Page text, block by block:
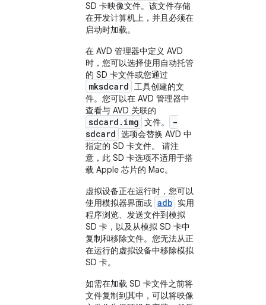
SD 卡映像文件。该文件存储
在开发计算机上，并且必须在
启动时加载。
在 AVD 管理器中定义 AVD
时，您可以选择使用自动托管
的 SD 卡文件或您通过
mksdcard 工具创建的文
件。您可以在 AVD 管理器中
查看与 AVD 关联的
sdcard.img 文件。
-
sdcard 选项会替换 AVD 中
指定的 SD 卡文件。 请注
意，此 SD 卡选项不适用于搭
载 Apple 芯片的 Mac。
虚拟设备正在运行时，您可以
使用模拟器界面或 adb 实用
程序浏览、发送文件到模拟
SD 卡，以及从模拟 SD 卡中
复制和移除文件。您无法从正
在运行的虚拟设备中移除模拟
SD 卡。
如需在加载 SD 卡文件之前将
文件复制到其中，可以将映像